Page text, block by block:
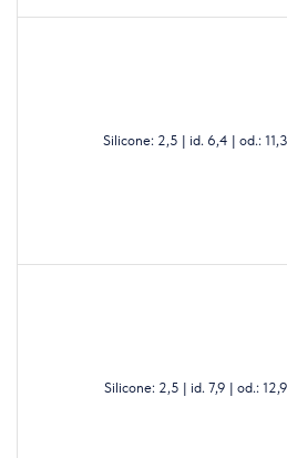
Silicone: 2,5 | id. 6,4 | od.:
Silicone: 2,5 | id. 7,9 | od.: